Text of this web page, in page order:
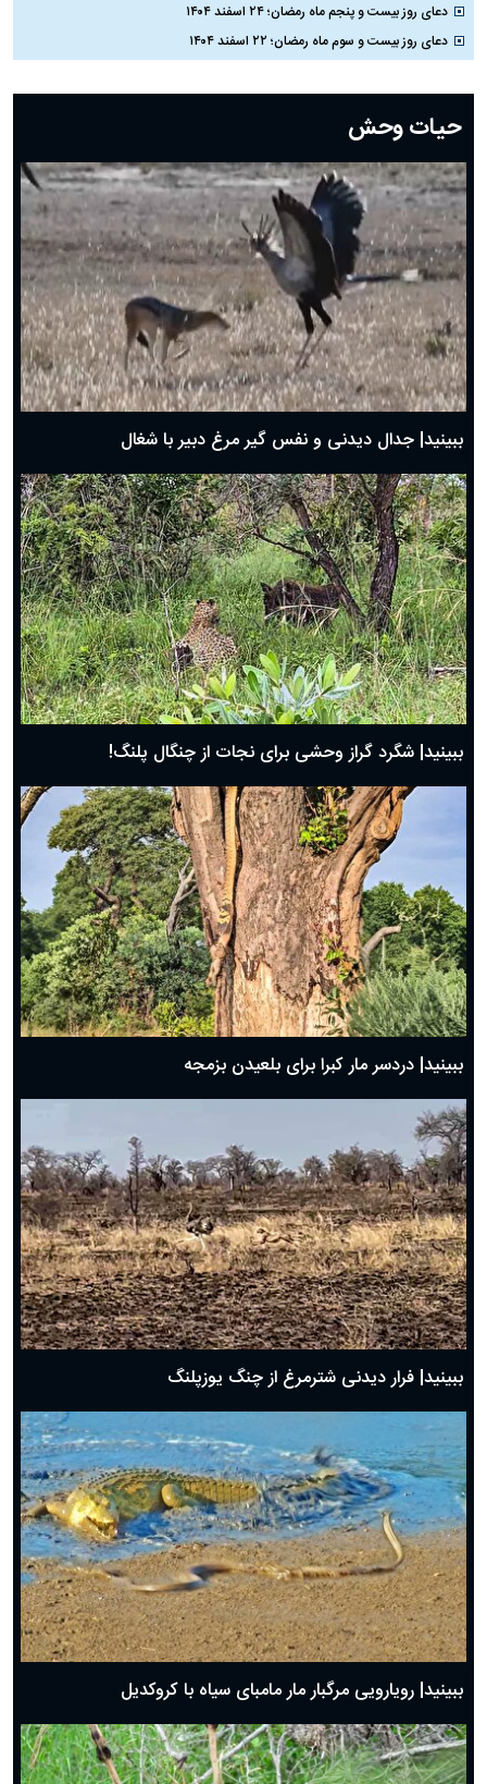
دعای روز بیست و پنجم ماه رمضان؛ ۲۴ اسفند ۱۴۰۴
دعای روز بیست و سوم ماه رمضان؛ ۲۲ اسفند ۱۴۰۴
دعای روز بیستم ماه رمضان؛ ۱۹ اسفند ۱۴۰۴
دعای روز هشتم ماه مبارک رمضان؛ ۷ اسفند ماه ۱۴۰۴
دعای روز هفتم ماه رمضان؛ ۶ اسفند ۱۴۰۴
دعای روز ششم ماه رمضان؛ ۵ اسفند ۱۴۰۴
دعای روز پنجم ماه رمضان؛ ۴ اسفند ۱۴۰۴
دعای روز چهارم ماه مبارک رمضان؛ ۳ اسفند ۱۴۰۴
دعای روز سوم ماه مبارک رمضان؛ ۱۴ اسفند ۱۴۰۴
دعای روز دوم ماه مبارک رمضان ۱ اسفند ماه ۱۴۰۴
دعای روز اول ماه مبارک رمضان، ۳۰ بهمن ۱۴۰۴
حضرت زینب(س) چگونه از دنیا رفت؟
بهترین پیامک تبریک روز پدر ۱۴۰۴؛ جملات زیبا و صمیمانه
حیات وحش
ببینید| جدال دیدنی و نفس گیر مرغ دبیر با شغال
ببینید| شگرد گراز وحشی برای نجات از چنگال پلنگ!
ببینید| دردسر مار کبرا برای بلعیدن بزمجه
ببینید| فرار دیدنی شترمرغ از چنگ یوزپلنگ
ببینید| رویارویی مرگبار مار مامبای سیاه با کروکدیل